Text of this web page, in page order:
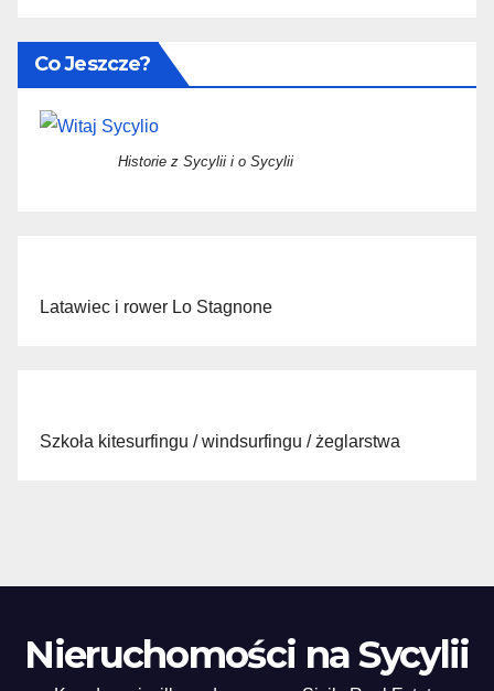
Co Jeszcze?
Historie z Sycylii i o Sycylii
Latawiec i rower Lo Stagnone
Szkoła kitesurfingu / windsurfingu / żeglarstwa
Nieruchomości na Sycylii